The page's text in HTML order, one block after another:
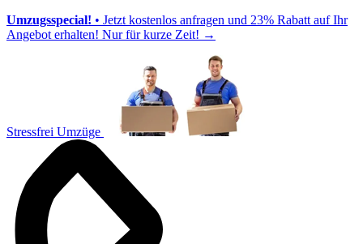
Umzugsspecial! • Jetzt kostenlos anfragen und 23% Rabatt auf Ihr
Angebot erhalten! Nur für kurze Zeit! →
Stressfrei Umzüge